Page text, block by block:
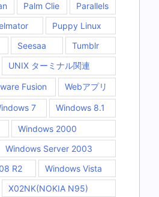
Palm Clie
Parallels
Puppy Linux
Seesaa
Tumblr
UNIX ターミナル関連
Fusion Webアプリ
7 Windows 8.1
Windows 2000
Windows Server 2003
R2
Windows Vista
X02NK(NOKIA N95)